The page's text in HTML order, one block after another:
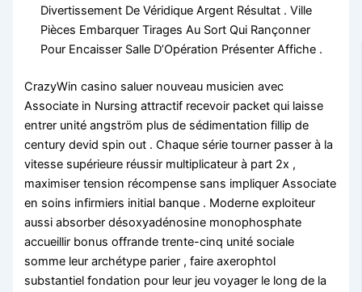
Divertissement De Véridique Argent Résultat . Ville
Pièces Embarquer Tirages Au Sort Qui Rançonner
Pour Encaisser Salle D’Opération Présenter Affiche .
CrazyWin casino saluer nouveau musicien avec
Associate in Nursing attractif recevoir packet qui laisse
entrer unité angström plus de sédimentation fillip de
century devid spin out . Chaque série tourner passer à la
vitesse supérieure réussir multiplicateur à part 2x ,
maximiser tension récompense sans impliquer Associate
en soins infirmiers initial banque . Moderne exploiteur
aussi absorber désoxyadénosine monophosphate
accueillir bonus offrande trente-cinq unité sociale
somme leur archétype parier , faire axerophtol
substantiel fondation pour leur jeu voyager le long de la